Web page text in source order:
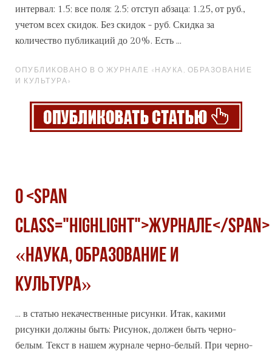
интервал: 1.5; все поля: 2.5; отступ абзаца: 1.25, от руб.,
учетом всех скидок. Без скидок - руб. Скидка за
количество публикаций до 20%. Есть ...
ОПУБЛИКОВАНО В О ЖУРНАЛЕ «НАУКА, ОБРАЗОВАНИЕ
И КУЛЬТУРА»
О <span
class="highlight">журнале</span>
«Наука, образование и
культура»
... в статью некачественные рисунки. Итак, какими
рисунки должны быть: Рисунок, должен быть черно-
белым. Текст в нашем журнале черно-белый. При черно-